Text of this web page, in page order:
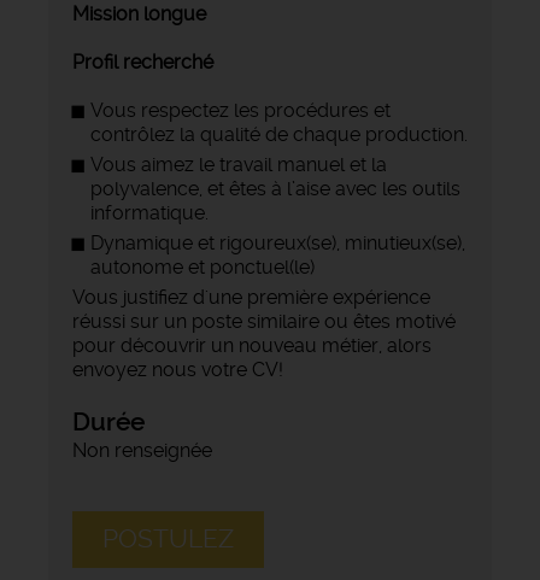
Mission longue
Profil recherché
Vous respectez les procédures et
contrôlez la qualité de chaque production.
Vous aimez le travail manuel et la
polyvalence, et êtes à l’aise avec les outils
informatique.
Dynamique et rigoureux(se), minutieux(se),
autonome et ponctuel(le)
Vous justifiez d'une première expérience
réussi sur un poste similaire ou êtes motivé
pour découvrir un nouveau métier, alors
envoyez nous votre CV!
Durée
Non renseignée
POSTULEZ